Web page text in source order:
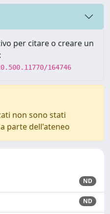
per citare o creare un
164746
non sono stati
parte dell'ateneo
ND
ND